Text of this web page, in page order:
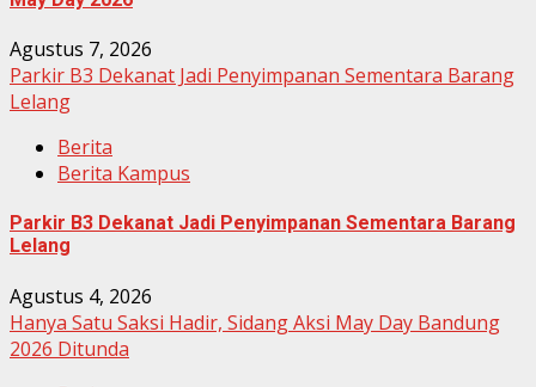
Agustus 7, 2026
Parkir B3 Dekanat Jadi Penyimpanan Sementara Barang
Lelang
Berita
Berita Kampus
Parkir B3 Dekanat Jadi Penyimpanan Sementara Barang
Lelang
Agustus 4, 2026
Hanya Satu Saksi Hadir, Sidang Aksi May Day Bandung
2026 Ditunda